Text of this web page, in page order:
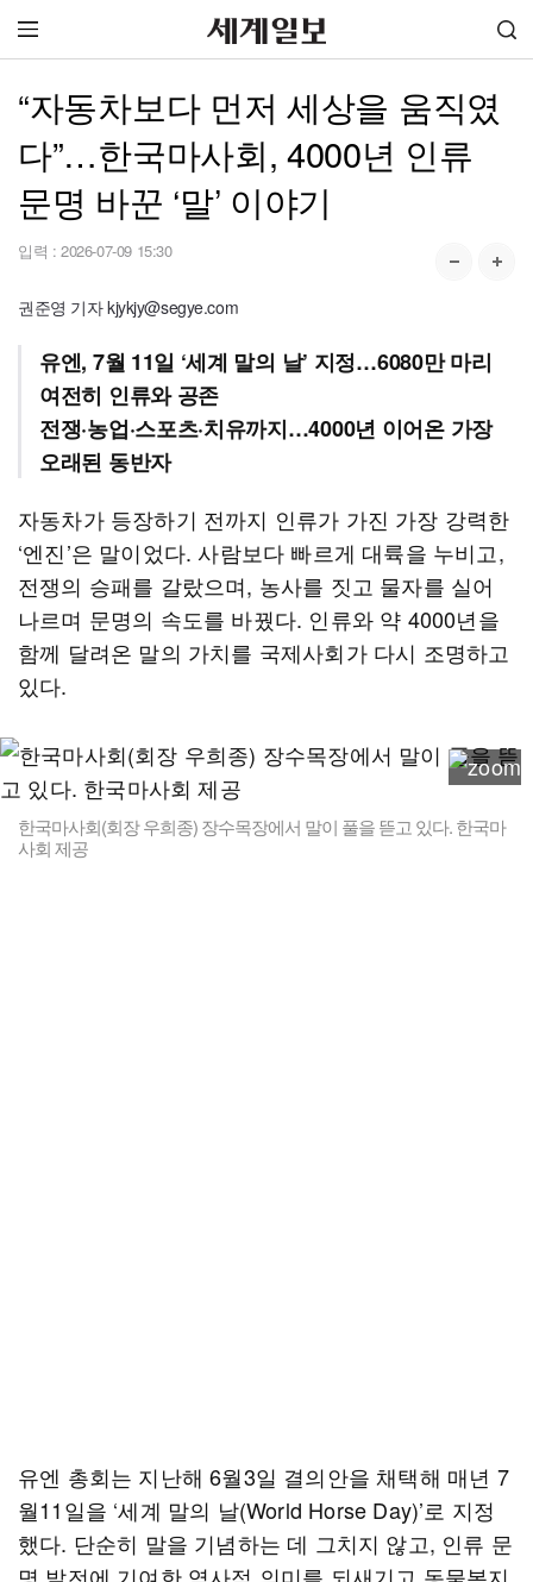
“자동차보다 먼저 세상을 움직였
다”…한국마사회, 4000년 인류
문명 바꾼 ‘말’ 이야기
입력 : 2026-07-09 15:30
권준영 기자 kjykjy@segye.com
유엔, 7월 11일 ‘세계 말의 날’ 지정…6080만 마리
여전히 인류와 공존
전쟁·농업·스포츠·치유까지…4000년 이어온 가장
오래된 동반자
자동차가 등장하기 전까지 인류가 가진 가장 강력한
‘엔진’은 말이었다. 사람보다 빠르게 대륙을 누비고,
전쟁의 승패를 갈랐으며, 농사를 짓고 물자를 실어
나르며 문명의 속도를 바꿨다. 인류와 약 4000년을
함께 달려온 말의 가치를 국제사회가 다시 조명하고
있다.
한국마사회(회장 우희종) 장수목장에서 말이 풀을 뜯고 있다. 한국마
사회 제공
유엔 총회는 지난해 6월3일 결의안을 채택해 매년 7
월11일을 ‘세계 말의 날(World Horse Day)’로 지정
했다. 단순히 말을 기념하는 데 그치지 않고, 인류 문